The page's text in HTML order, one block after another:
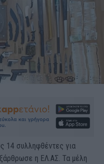
14 συλληφθέντες για
η ΕΛ.ΑΣ. Τα μέλη